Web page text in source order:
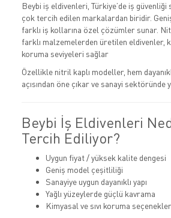
Beybi iş eldivenleri, Türkiye’de iş
çok tercih edilen markalardan biridir.
farklı iş kollarına özel çözümler sunar.
farklı malzemelerden üretilen eldivenler,
koruma seviyeleri sağlar
Özellikle nitril kaplı modeller, hem
açısından öne çıkar ve sanayi
Beybi İş Eldivenleri
Tercih Ediliyor?
Uygun fiyat / yüksek kalite dengesi
Geniş model çeşitliliği
Sanayiye uygun dayanıklı yapı
Yağlı yüzeylerde güçlü kavrama
Kimyasal ve sıvı koruma